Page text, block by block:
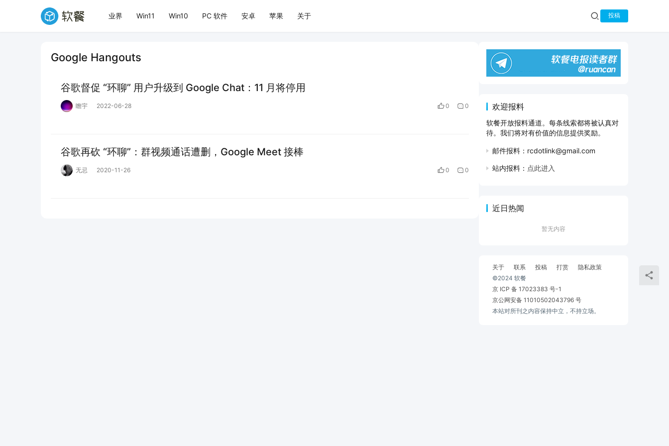
业界 Win11 Win10 PC 软件 安卓 苹果 关于 投稿
Google Hangouts
谷歌督促 “环聊” 用户升级到 Google Chat：11 月将停用
瞻宇 2022-06-28 0 0
谷歌再砍 “环聊”：群视频通话遭删，Google Meet 接棒
无忌 2020-11-26 0 0
欢迎报料
软餐开放报料通道。每条线索都将被认真对
待。我们将对有价值的信息提供奖励。
邮件报料：rcdotlink@gmail.com
站内报料： 点此进入
近日热闻
暂无内容
关于 联系 投稿 打赏
隐私政策
©2024 软餐
京 ICP 备 17023383 号-1
京公网安备 11010502043796 号
本站对所刊之内容保持中立，不持立场。